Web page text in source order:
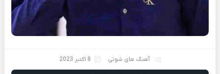
آهنگ های شوتی 8 اکتبر 2023